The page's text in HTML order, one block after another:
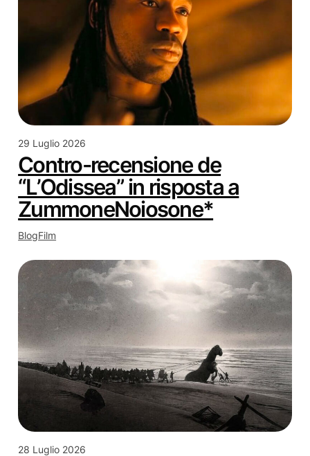
29 Luglio 2026
Contro-recensione de
“L’Odissea” in risposta a
ZummoneNoiosone*
BlogFilm
28 Luglio 2026